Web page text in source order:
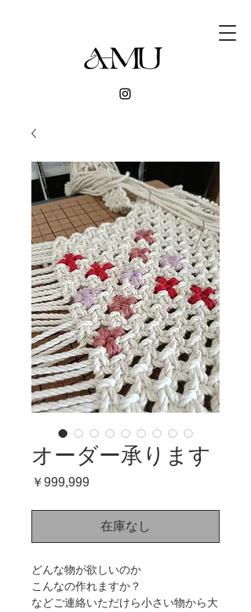
オーダー承ります
￥999,999価
在庫なし
どんな物が欲しいのか
こんなの作れますか？
などご連絡いただけら小さい物から大